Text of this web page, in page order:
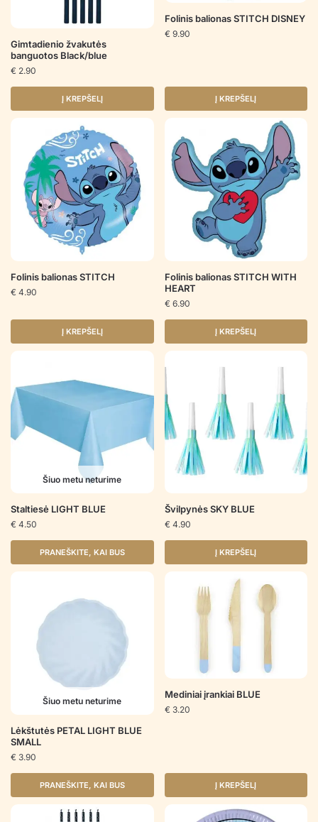
Gimtadienio žvakutės
banguotos Black/blue
€ 2.90
Į KREPŠELĮ
Folinis balionas STITCH DISNEY
€ 9.90
Į KREPŠELĮ
Folinis balionas STITCH
€ 4.90
Į KREPŠELĮ
Folinis balionas STITCH WITH
HEART
€ 6.90
Į KREPŠELĮ
Šiuo metu neturime
Staltiesė LIGHT BLUE
€ 4.50
PRANEŠKITE, KAI BUS
Švilpynės SKY BLUE
€ 4.90
Į KREPŠELĮ
Šiuo metu neturime
Lėkštutės PETAL LIGHT BLUE
SMALL
€ 3.90
PRANEŠKITE, KAI BUS
Mediniai įrankiai BLUE
€ 3.20
Į KREPŠELĮ